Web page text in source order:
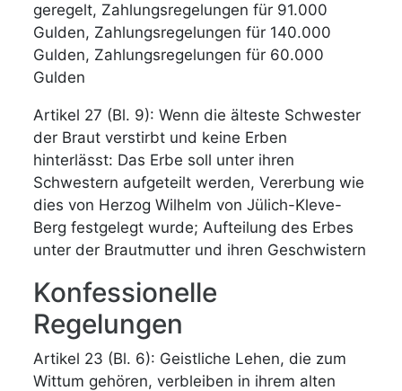
geregelt, Zahlungsregelungen für 91.000
Gulden, Zahlungsregelungen für 140.000
Gulden, Zahlungsregelungen für 60.000
Gulden
Artikel 27 (Bl. 9): Wenn die älteste Schwester
der Braut verstirbt und keine Erben
hinterlässt: Das Erbe soll unter ihren
Schwestern aufgeteilt werden, Vererbung wie
dies von Herzog Wilhelm von Jülich-Kleve-
Berg festgelegt wurde; Aufteilung des Erbes
unter der Brautmutter und ihren Geschwistern
Konfessionelle
Regelungen
Artikel 23 (Bl. 6): Geistliche Lehen, die zum
Wittum gehören, verbleiben in ihrem alten